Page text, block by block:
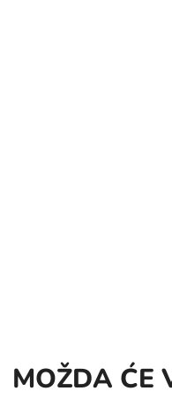
MOŽDA ĆE